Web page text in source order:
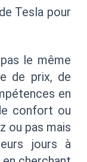
Tesla pour
le même
de prix, de
en
confort ou
ou pas mais
jours à